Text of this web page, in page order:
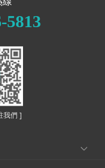
5813
我們 ]